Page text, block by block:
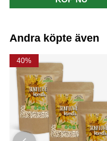
Andra köpte även
40%